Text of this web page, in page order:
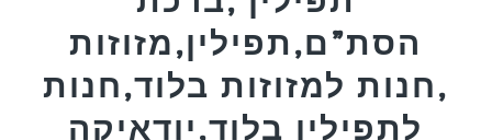
הסת”ם,תפילין,מזוזות
,חנות למזוזות בלוד,חנות
לתפילין בלוד,יודאיקה